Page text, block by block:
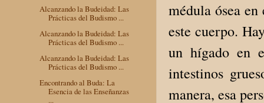
médula ósea
este cuerpo.
un hígado en
intestinos
manera, esa
Alcanzando la Budeidad: Las
Prácticas del Budismo ...
Alcanzando la Budeidad: Las
Prácticas del Budismo ...
Alcanzando la Budeidad: Las
Prácticas del Budismo ...
Encontrando al Buda: La
Esencia de las Enseñanzas
...